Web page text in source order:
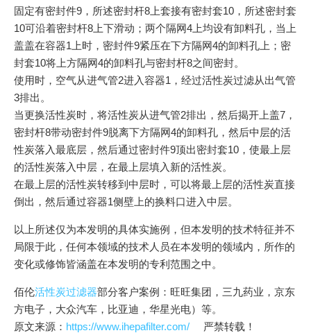
固定有密封件9，所述密封杆8上套接有密封套10，所述密封套
10可沿着密封杆8上下滑动；两个隔网4上均设有卸料孔，当上
盖盖在容器1上时，密封件9紧压在下方隔网4的卸料孔上；密
封套10将上方隔网4的卸料孔与密封杆8之间密封。
使用时，空气从进气管2进入容器1，经过活性炭过滤从出气管
3排出。
当更换活性炭时，将活性炭从进气管2排出，然后揭开上盖7，
密封杆8带动密封件9脱离下方隔网4的卸料孔，然后中层的活
性炭落入最底层，然后通过密封件9顶出密封套10，使最上层
的活性炭落入中层，在最上层填入新的活性炭。
在最上层的活性炭转移到中层时，可以将最上层的活性炭直接
倒出，然后通过容器1侧壁上的换料口进入中层。
以上所述仅为本发明的具体实施例，但本发明的技术特征并不
局限于此，任何本领域的技术人员在本发明的领域内，所作的
变化或修饰皆涵盖在本发明的专利范围之中。
佰伦活性炭过滤器部分客户案例：旺旺集团，三九药业，京东
方电子，大众汽车，比亚迪，华星光电）等。
原文来源： https://www.ihepafilter.com/ 严禁转载！